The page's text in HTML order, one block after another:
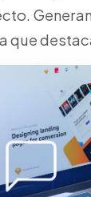
que
presencia